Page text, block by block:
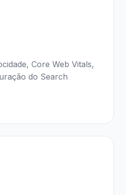
Core Web Vitals,
do Search